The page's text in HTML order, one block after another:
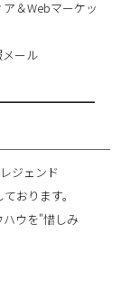
＆Webマーケッ
ール
ジェンド
おります。
ウを"惜しみ